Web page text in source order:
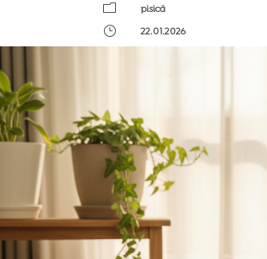
m
pisică
}
22.01.2026